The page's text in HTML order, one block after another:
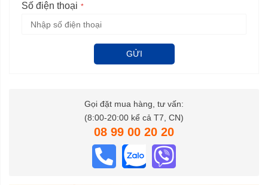
Số điện thoại
GỬI
Gọi đặt mua hàng, tư vấn:
(8:00-20:00 kể cả T7, CN)
08 99 00 20 20